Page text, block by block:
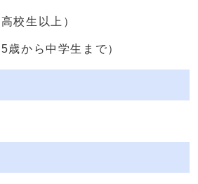
校生以上）
から中学生まで）